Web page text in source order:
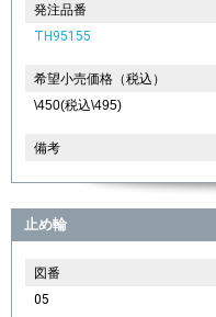
発注品番
TH95155
希望小売価格（税込）
\450(税込\495)
備考
止め輪
図番
05